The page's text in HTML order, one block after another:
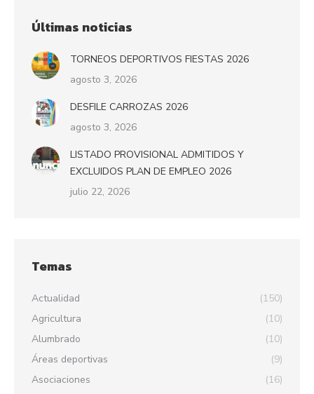
Últimas noticias
TORNEOS DEPORTIVOS FIESTAS 2026
agosto 3, 2026
DESFILE CARROZAS 2026
agosto 3, 2026
LISTADO PROVISIONAL ADMITIDOS Y
EXCLUIDOS PLAN DE EMPLEO 2026
julio 22, 2026
Temas
Actualidad
(150)
Agricultura
(10)
Alumbrado
(10)
Áreas deportivas
(9)
Asociaciones
(16)